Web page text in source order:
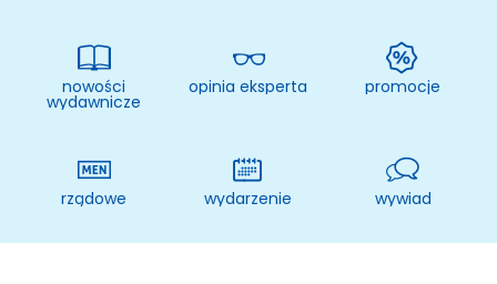
szczegóły
MAC
Dydaktyka
Aranżacje
przedszkolne
szkolne
nowości
wydawnicze
opinia eksperta promocje
rządowe wydarzenie wywiad